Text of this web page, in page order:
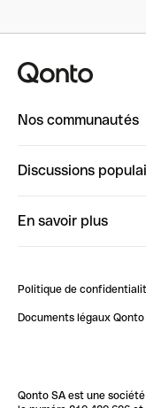
Nos communautés
ClubQonto
Discussions
Impact de l'IA sur
En savoir plus
Blog
Newsroom
Glossaire finance
Politique de
Documents légaux Qonto
Qonto SA est une